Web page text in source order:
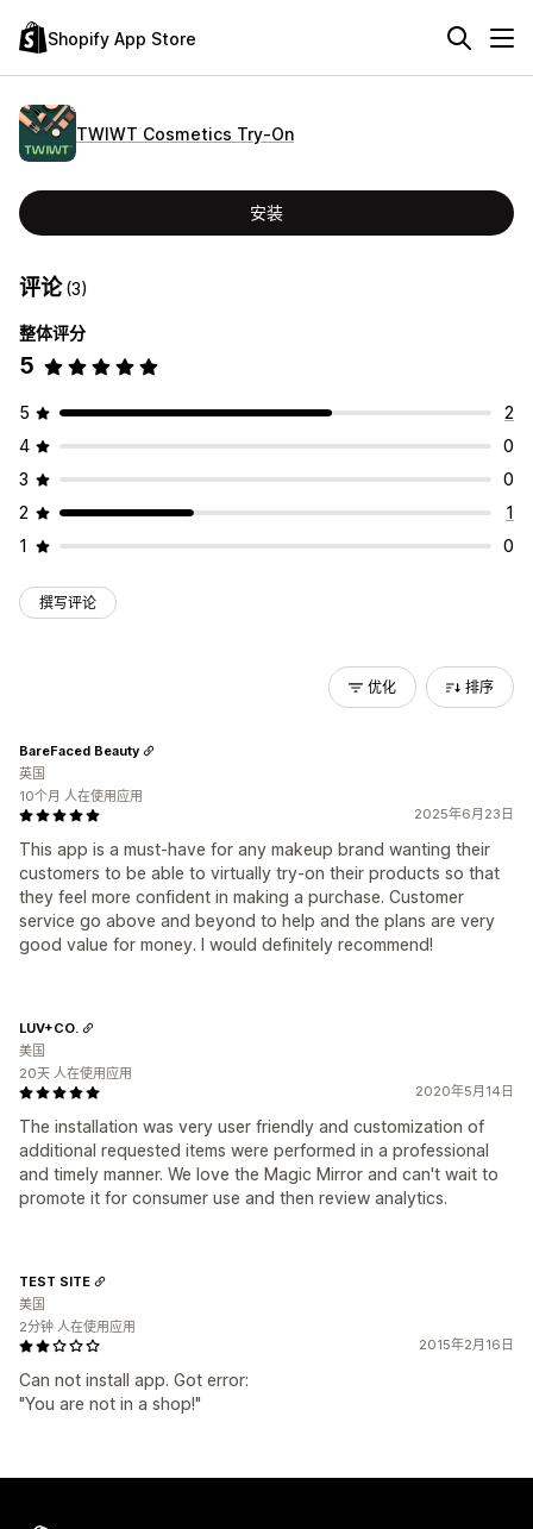
Shopify App Store
TWIWT Cosmetics Try‑On
安装
评论(3)
整体评分
5
5
2
4
0
3
0
2
1
1
0
撰写评论
优化 排序
2025年6月23日
This app is a must-have for any makeup brand wanting their
customers to be able to virtually try-on their products so that
they feel more confident in making a purchase. Customer
service go above and beyond to help and the plans are very
good value for money. I would definitely recommend!
BareFaced Beauty
英国
10个月 人在使用应用
2020年5月14日
The installation was very user friendly and customization of
additional requested items were performed in a professional
and timely manner. We love the Magic Mirror and can't wait to
promote it for consumer use and then review analytics.
LUV+CO.
美国
20天 人在使用应用
2015年2月16日
Can not install app. Got error:
"You are not in a shop!"
TEST SITE
美国
2分钟 人在使用应用